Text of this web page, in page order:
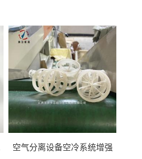
空气分离设备空冷系统增强